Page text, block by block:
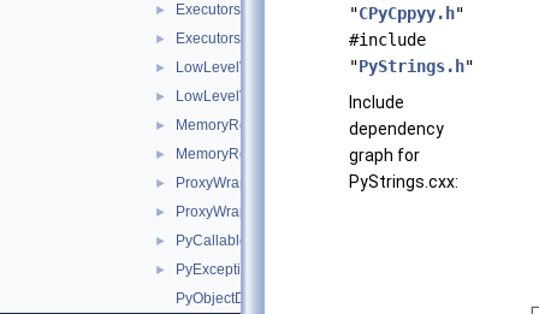
► Executors.cxx
► Executors.h
► LowLevelViews.cxx
► LowLevelViews.h
► MemoryRegulator.cxx
► MemoryRegulator.h
► ProxyWrappers.cxx
► ProxyWrappers.h
► PyCallable.h
►
PyException.cxx
PyObjectDir27.inc
"CPyCppyy.h"
#include
"PyStrings.h"
Include
dependency
graph for
PyStrings.cxx: